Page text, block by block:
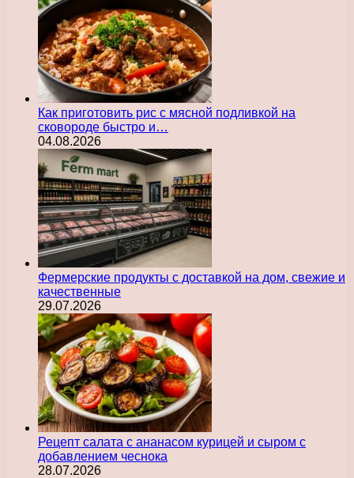
Как приготовить рис с мясной подливкой на
сковороде быстро и…
04.08.2026
Фермерские продукты с доставкой на дом, свежие и
качественные
29.07.2026
Рецепт салата с ананасом курицей и сыром с
добавлением чеснока
28.07.2026